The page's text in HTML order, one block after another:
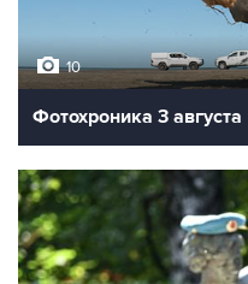
10
Фотохроника 3 августа